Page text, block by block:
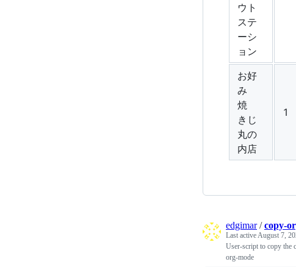
ウト
ステ
ーシ
ョン
お好
み
焼
きじ
丸の
内店
1
edgimar/copy-
Last active August 7,
User-script to copy the
org-mode